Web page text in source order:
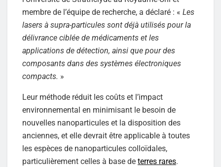
membre de l’équipe de recherche, a déclaré : « Les
lasers à supra-particules sont déjà utilisés pour la
délivrance ciblée de médicaments et les
applications de détection, ainsi que pour des
composants dans des systèmes électroniques
compacts. »
Leur méthode réduit les coûts et l’impact
environnemental en minimisant le besoin de
nouvelles nanoparticules et la disposition des
anciennes, et elle devrait être applicable à toutes
les espèces de nanoparticules colloïdales,
particulièrement celles à base de terres rares.